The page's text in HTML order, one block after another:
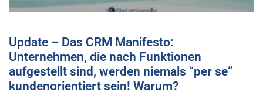
Update – Das CRM Manifesto:
Unternehmen, die nach Funktionen
aufgestellt sind, werden niemals “per se”
kundenorientiert sein! Warum?